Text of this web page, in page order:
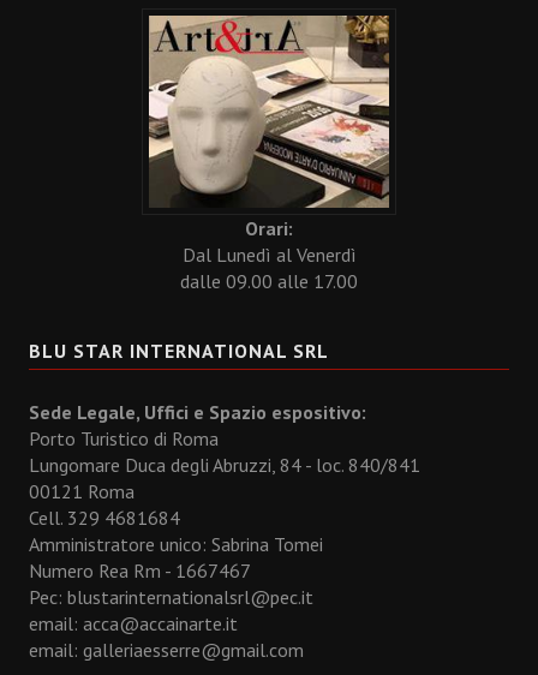
Orari:
Dal Lunedì al Venerdì
dalle 09.00 alle 17.00
BLU STAR INTERNATIONAL SRL
Sede Legale, Uffici e Spazio espositivo:
Porto Turistico di Roma
Lungomare Duca degli Abruzzi, 84 - loc. 840/841
00121 Roma
Cell. 329 4681684
Amministratore unico: Sabrina Tomei
Numero Rea Rm - 1667467
Pec: blustarinternationalsrl@pec.it
email: acca@accainarte.it
email: galleriaesserre@gmail.com